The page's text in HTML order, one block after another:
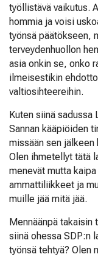
työllistävä vaikutus.
hommia ja voisi
työnsä päätökseen,
terveydenhuollon
asia onkin se, onko
ilmeisestikin
valtiosihteereihin.
Kuten siinä sadussa
Sannan kääpiöiden
missään sen jälkeen
Olen ihmetellyt tätä
menevät mutta
ammattiliikkeet ja
muille jää mitä jää.
Mennäänpä takaisin
siinä ohessa SDP:n
työnsä tehtyä? Olen